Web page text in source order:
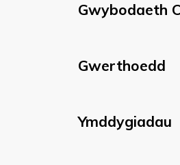
Gwybodaeth
Gwerthoedd
Ymddygiadau